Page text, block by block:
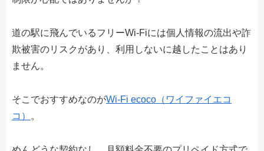
道の駅に飛んでいるフリーWi-Fiには個人情報の流出や詐
欺被害のリスクがあり、利用しないに越したことはあり
ません。
そこでおすすめなのがWi-Fi ecoco（ワイファイエコ
コ）
。